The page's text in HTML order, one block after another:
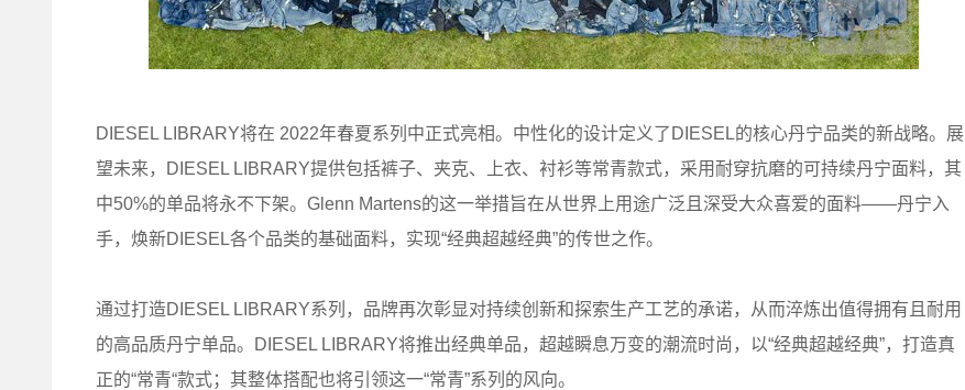
DIESEL LIBRARY将在 2022年春夏系列中正式亮相。中性化的设计定义了DIESEL的核心丹宁品类的新战略。展
望未来，DIESEL LIBRARY提供包括裤子、夹克、上衣、衬衫等常青款式，采用耐穿抗磨的可持续丹宁面料，其
中50%的单品将永不下架。Glenn Martens的这一举措旨在从世界上用途广泛且深受大众喜爱的面料——丹宁入
手，焕新DIESEL各个品类的基础面料，实现“经典超越经典”的传世之作。
通过打造DIESEL LIBRARY系列，品牌再次彰显对持续创新和探索生产工艺的承诺，从而淬炼出值得拥有且耐用
的高品质丹宁单品。DIESEL LIBRARY将推出经典单品，超越瞬息万变的潮流时尚，以“经典超越经典”，打造真
正的“常青“款式；其整体搭配也将引领这一“常青”系列的风向。